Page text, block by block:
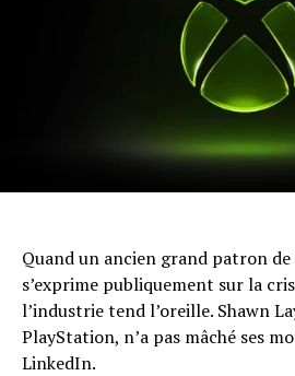
Quand un ancien grand patron
s’exprime publiquement sur la
l’industrie tend l’oreille. Shawn
PlayStation, n’a pas mâché ses
LinkedIn.